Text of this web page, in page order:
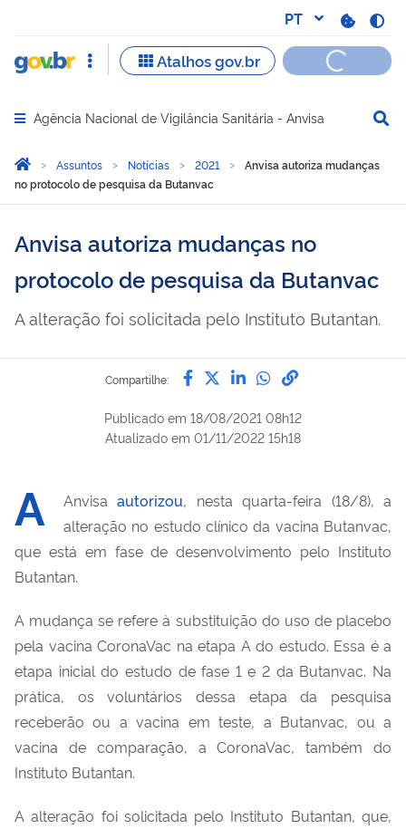
Abrir menu principal de navegação
Agência Nacional de Vigilância Sanitária - Anvisa
Você está aqui:
Página Inicial
Assuntos Notícias 2021
Anvisa autoriza mudanças
no protocolo de pesquisa da Butanvac
Anvisa autoriza mudanças no
protocolo de pesquisa da Butanvac
A alteração foi solicitada pelo Instituto Butantan.
Compartilhe: Compartilhe por Facebook
Compartilhe por Twitter
Compartilhe por
Compartilhe
link para
Publicado em 18/08/2021 08h12
Atualizado em 01/11/2022 15h18
A Anvisaautorizou, nesta quarta-feira (18/8), a
alteração no estudo clínico da vacina Butanvac,
que está em fase de desenvolvimento pelo Instituto
Butantan.
A mudança se refere à substituição do uso de placebo
pela vacina CoronaVac na etapa A do estudo. Essa é a
etapa inicial do estudo de fase 1 e 2 da Butanvac. Na
prática, os voluntários dessa etapa da pesquisa
receberão ou a vacina em teste, a Butanvac, ou a
vacina de comparação, a CoronaVac, também do
Instituto Butantan.
A alteração foi solicitada pelo Instituto Butantan, que,